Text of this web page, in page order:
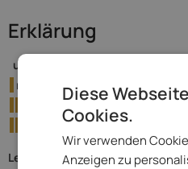
Erklärung
unwahrscheinlich
möglich
geringe
wahrscheinlichmittlere
sehr wahrscheinlich
Leichte Niederschläge: in 24h bis
Diese
Cookies.
Wir verwenden
Anzeigen zu